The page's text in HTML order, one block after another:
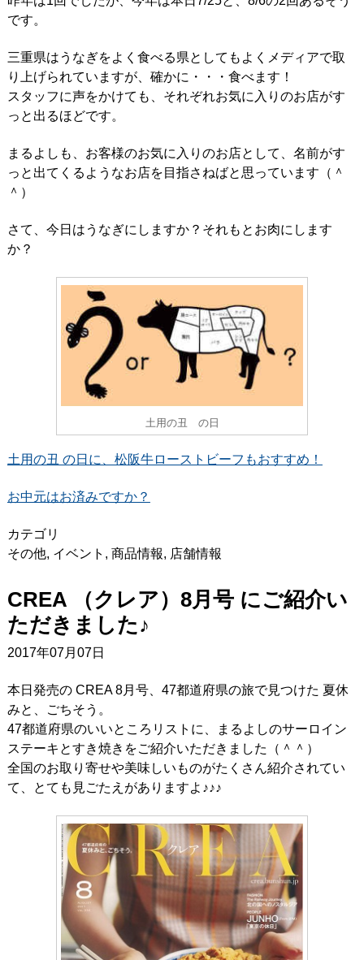
です。
三重県はうなぎをよく食べる県としてもよくメディアで取
り上げられていますが、確かに・・・食べます！
スタッフに声をかけても、それぞれお気に入りのお店がす
っと出るほどです。
まるよしも、お客様のお気に入りのお店として、名前がす
っと出てくるようなお店を目指さねばと思っています（＾
＾）
さて、今日はうなぎにしますか？それもとお肉にします
か？
土用の丑 の日
土用の丑 の日に、松阪牛ローストビーフもおすすめ！
お中元はお済みですか？
カテゴリ
その他, イベント , 商品情報, 店舗情報
CREA （クレア）8月号 にご紹介い
ただきました♪
2017年07月07日
本日発売の CREA 8月号、47都道府県の旅で見つけた 夏休
みと、ごちそう。
47都道府県のいいところリストに、まるよしのサーロイン
ステーキとすき焼きをご紹介いただきました（＾＾）
全国のお取り寄せや美味しいものがたくさん紹介されてい
て、とても見ごたえがありますよ♪♪♪